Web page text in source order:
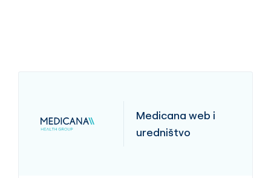
Medicana web i
uredništvo